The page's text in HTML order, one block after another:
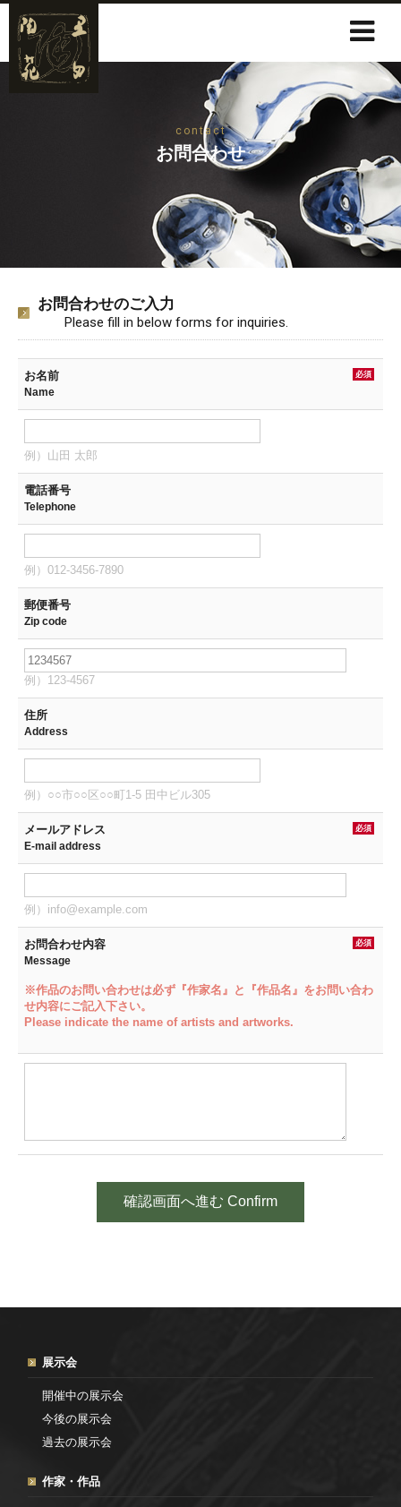
contact
お問合わせ
お問合わせのご入力
Please fill in below forms for inquiries.
お名前 必須
Name
例）山田 太郎
電話番号
Telephone
例）012-3456-7890
郵便番号
Zip code
例）123-4567
住所
Address
例）○○市○○区○○町1-5 田中ビル305
メールアドレス 必須
E-mail address
例）info@example.com
お問合わせ内容 必須
Message
※作品のお問い合わせは必ず『作家名』と『作品名』をお問い合わ
せ内容にご記入下さい。
Please indicate the name of artists and artworks.
展示会
開催中の展示会
今後の展示会
過去の展示会
作家・作品